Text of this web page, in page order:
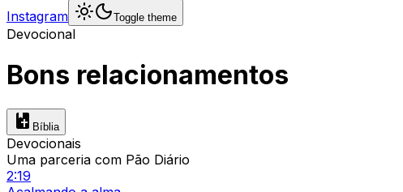
Instagram Toggle theme
Devocional
Bons relacionamentos
Bíblia
Devocionais
Uma parceria com Pão Diário
2:19